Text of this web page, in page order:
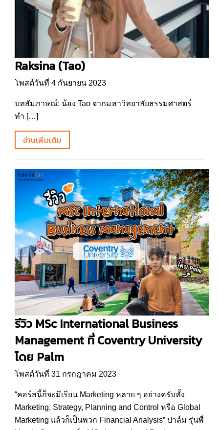
Raksina (Tao)
โพสต์วันที่ 4 กันยายน 2023
บทสัมภาษณ์: น้อง Tao จากมหาวิทยาลัยธรรมศาสตร์
ทำ […]
อ่านเพิ่มเติม
รีวิว MSc International Business
Management ที่ Coventry University
โดย Palm
โพสต์วันที่ 31 กรกฎาคม 2023
“คอร์สนี้ก็จะมีเรียน Marketing หลาย ๆ อย่างครับทั้ง
Marketing, Strategy, Planning and Control หรือ Global
Marketing แล้วก็เป็นพวก Financial Analysis” ปาล์ม รุ่นพี่